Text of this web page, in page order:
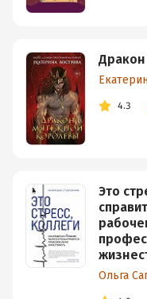
4.3
Это
Ольга